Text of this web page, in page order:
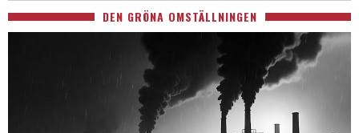
DEN GRÖNA OMSTÄLLNINGEN